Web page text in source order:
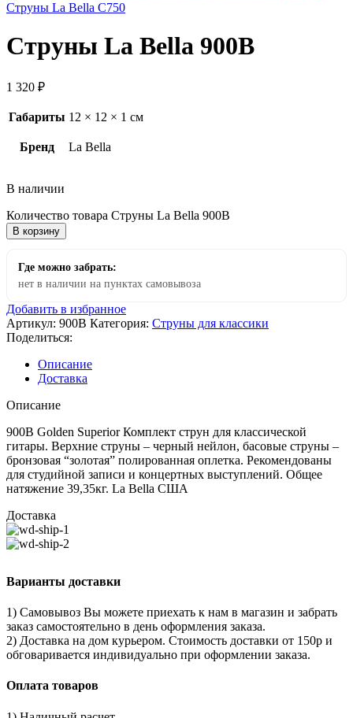
Струны La Bella C750
Струны La Bella 900B
1 320 ₽
Габариты 12 × 12 × 1 см
Бренд La Bella
В наличии
Количество товара Струны La Bella 900B
В корзину
Где можно забрать:
нет в наличии на пунктах самовывоза
Добавить в избранное
Артикул: 900B Категория: Струны для классики
Поделиться:
Описание
Доставка
Описание
900B Golden Superior Комплект струн для классической
гитары. Верхние струны – черный нейлон, басовые струны –
бронзовая “золотая” полированная оплетка. Рекомендованы
для студийной записи и концертных выступлений. Общее
натяжение 39,35кг. La Bella США
Доставка
Варианты доставки
1) Самовывоз Вы можете приехать к нам в магазин и забрать
заказ самостоятельно в день оформления заказа.
2) Доставка на дом курьером. Стоимость доставки от 150р и
обговаривается индивидуально при оформлении заказа.
Оплата товаров